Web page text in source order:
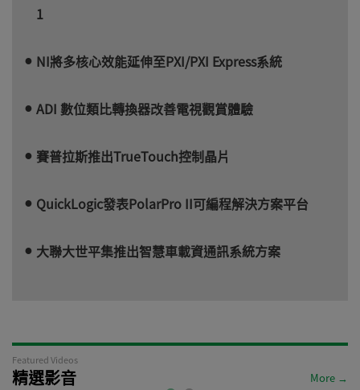
1
NI將多核心效能延伸至PXI/PXI Express系統
ADI 數位類比轉換器改善電視觀賞體驗
賽普拉斯推出TrueTouch控制晶片
QuickLogic發表PolarPro II可編程解決方案平台
大聯大世平集推出智慧車載資通訊系統方案
Featured Videos
精選影音 More →